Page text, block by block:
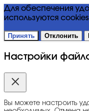
Для обеспечения
используются cookies
Принять Отклонить
Настройки
Вы можете настроить